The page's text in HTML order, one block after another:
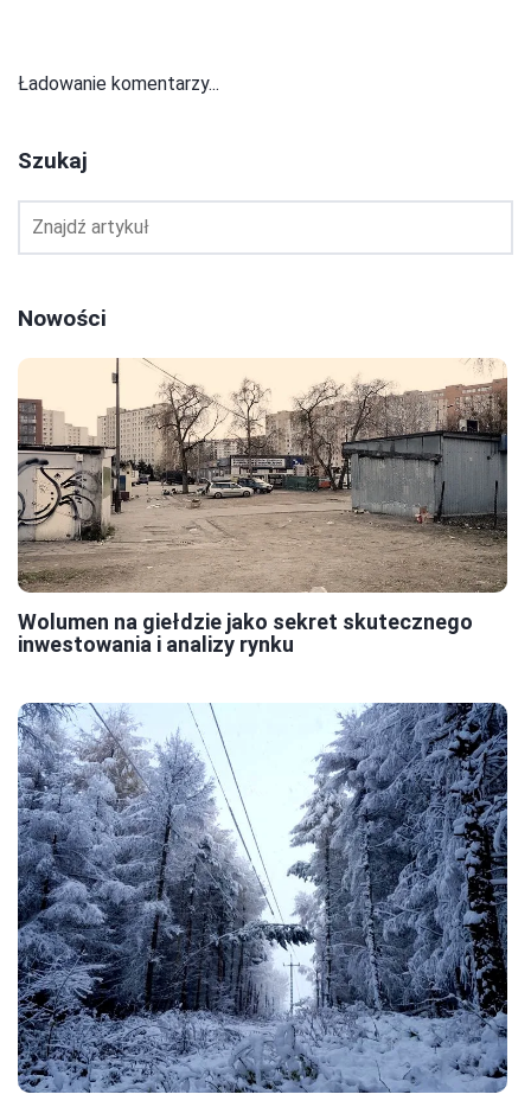
Ładowanie komentarzy...
Szukaj
Nowości
Wolumen na giełdzie jako sekret skutecznego
inwestowania i analizy rynku